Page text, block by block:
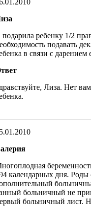
подарила ребенку 1/2
подавать
в связи с дарением
Лиза. Нет
календарных дня.
больничный не
больничный лист.